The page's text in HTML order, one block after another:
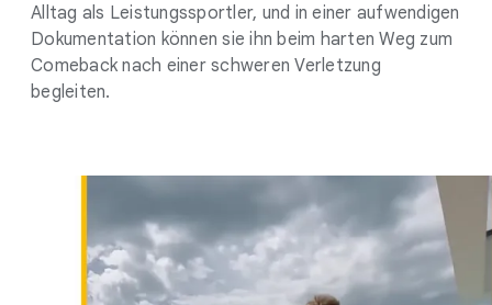
Alltag als Leistungssportler, und in einer aufwendigen
Dokumentation können sie ihn beim harten Weg zum
Comeback nach einer schweren Verletzung
begleiten.